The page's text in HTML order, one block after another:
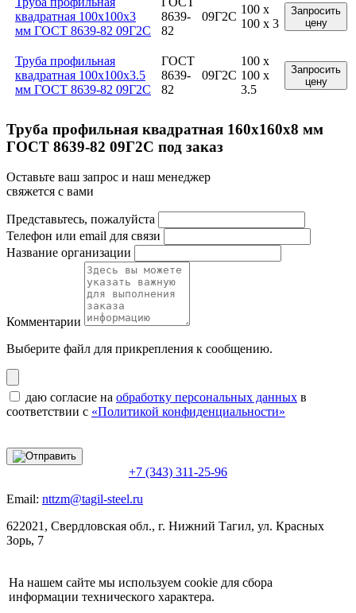
квадратная 100x100x3
мм ГОСТ 8639-82 09Г2С
8639-
82
09Г2С
100 x
100 x 3
Запросить
цену
Труба профильная
квадратная 100x100x3.5
мм ГОСТ 8639-82 09Г2С
ГОСТ
8639-
82
09Г2С
100 x
100 x
3.5
Запросить
цену
Труба профильная квадратная 160x160x8 мм
ГОСТ 8639-82 09Г2С под заказ
Оставьте ваш запрос и наш менеджер
свяжется с вами
Представьтесь, пожалуйста
Телефон или email для связи
Название организации
Комментарии
Выберите файл для прикрепления к сообщению.
даю согласие на обработку персональных данных в
соответствии с «Политикой конфиденциальности»
+7 (343) 311-25-96
Email: nttzm@tagil-steel.ru
622021, Свердловская обл., г. Нижний Тагил, ул. Красных
Зорь, 7
На нашем сайте мы используем cookie для сбора
информации технического характера.